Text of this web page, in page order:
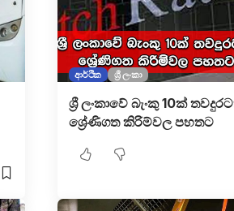
ආර්ථික ශ්‍රී ලංකා
ශ්‍රී ලංකාවේ බැංකු 10ක්
ශ්‍රේණිගත කිරිම්වල පහතට